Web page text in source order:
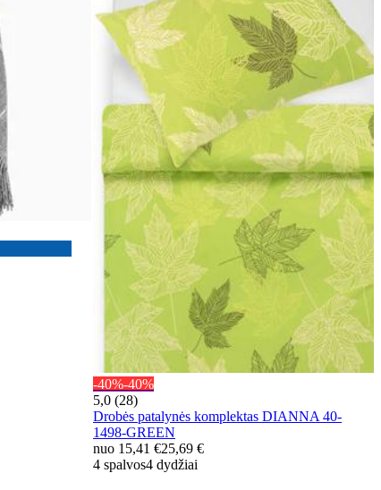
-40%-40%
5,0 (28)
Drobės patalynės komplektas DIANNA 40-
1498-GREEN
nuo 15,41 €25,69 €
4 spalvos4 dydžiai